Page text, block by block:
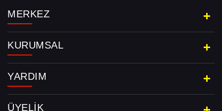
MERKEZ
KURUMSAL
YARDIM
ÜYELIK